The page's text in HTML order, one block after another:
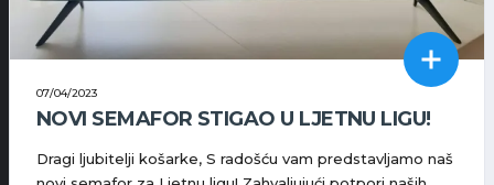
07/04/2023
NOVI SEMAFOR STIGAO U LJETNU LIGU!
Dragi ljubitelji košarke, S radošću vam predstavljamo naš